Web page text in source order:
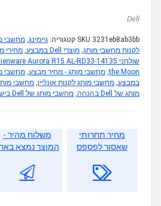
Dell
SKU 3231eb8ab3bb קטגוריה: גיימינג, מחשבי
לקנות מחשבי מותג, מוצרי Dell במבצע , מחירי
the Moon
, מחשבי מותג - מחיר מבצע, מחשבי
במבצע, מחשבי מותג לקנות אונליין, מחשבי
מותג של Dell בהנחה
, מחשבי מותג של Dell בישראל
מחיר תחרותי
שאסור לפספס
משלוח מהיר -
המוצר נמצא